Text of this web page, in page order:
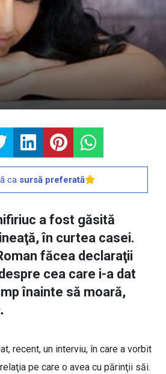
ca sursă preferată
a fost găsită
în curtea casei.
făcea declaraţii
cea care i-a dat
înainte să moară,
recent, un interviu, în care a vorbit
pe care o avea cu părinţii săi.